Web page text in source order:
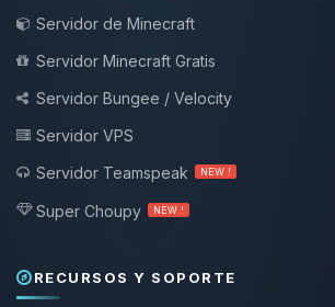
Servidor de Minecraft
Servidor Minecraft Gratis
Servidor Bungee / Velocity
Servidor VPS
Servidor Teamspeak
NEW !
Super Choupy NEW !
RECURSOS Y SOPORTE